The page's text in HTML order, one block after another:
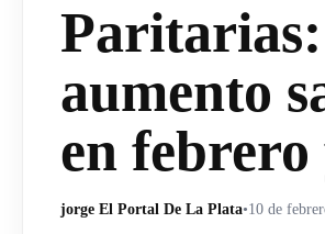
aumento
en
jorge El Portal De La Plata•10 de